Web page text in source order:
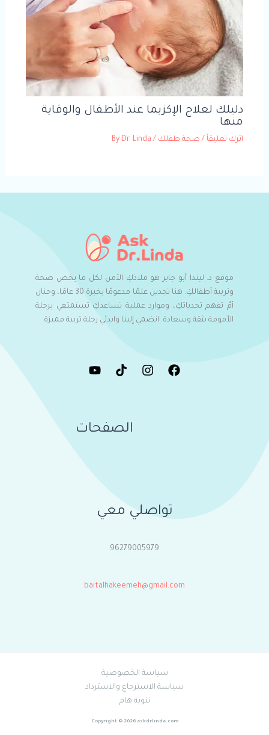
دليلك لعلاج الإكزيما عند الأطفال والوقاية
منها
اترك تعليقاً / صحة طفلك / By
Dr. Linda
موقع د. ليندا أبو جابر هو ملاذكِ الآمن لكل ما يخص صحة
وتربية أطفالكِ. هنا تجدين علمًا مدعومًا بخبرة 30 عامًا، وحنان
أمٌ تفهم تحدياتكِ، وموارد عملية تساعدكِ تستمتعي برحلة
الأمومة بثقة وسعادة. انضمي إلينا وابدئي رحلة تربية مميزة
الصفحات
تواصلي معي
96279005979
baitalhakeemeh@gmail.com
سياسة الخصوصية
سياسة الاسترجاع والاسترداد
تنويه هام
Copyright © 2026 askdrlinda.com